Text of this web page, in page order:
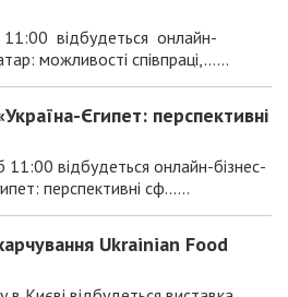
відбудеться онлайн-
можливості співпраці,......
Єгипет: перспективні
відбудеться онлайн-бізнес-
перспективні сф......
Ukrainian Food